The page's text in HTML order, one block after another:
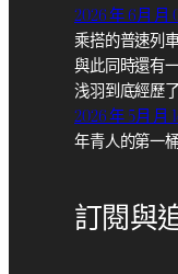
2026 年 6月 月
乘搭的普速列
與此同時還有
浅羽到底經歷
2026 年 5月 月
年青人的第一
訂閱與